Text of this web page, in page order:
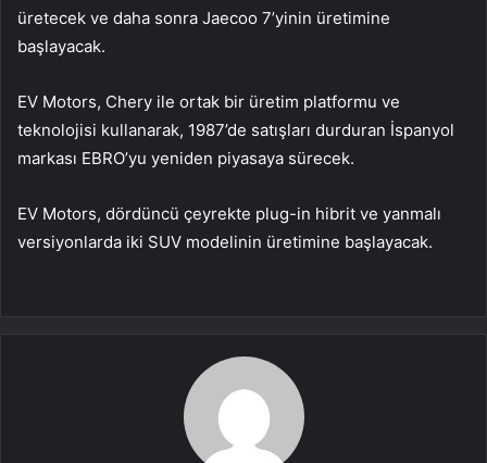
üretecek ve daha sonra Jaecoo 7’yinin üretimine
başlayacak.
EV Motors, Chery ile ortak bir üretim platformu ve
teknolojisi kullanarak, 1987’de satışları durduran İspanyol
markası EBRO’yu yeniden piyasaya sürecek.
EV Motors, dördüncü çeyrekte plug-in hibrit ve yanmalı
versiyonlarda iki SUV modelinin üretimine başlayacak.